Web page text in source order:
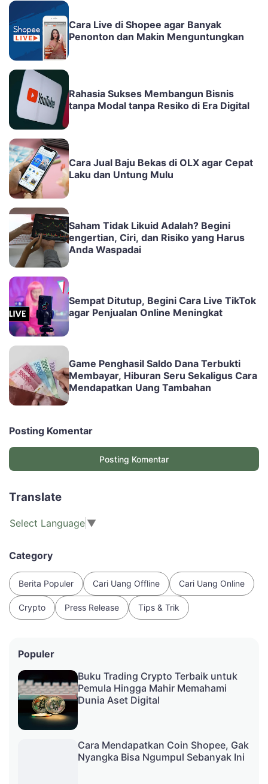
Cara Live di Shopee agar Banyak
Penonton dan Makin Menguntungkan
Rahasia Sukses Membangun Bisnis
tanpa Modal tanpa Resiko di Era Digital
Cara Jual Baju Bekas di OLX agar Cepat
Laku dan Untung Mulu
Saham Tidak Likuid Adalah? Begini
engertian, Ciri, dan Risiko yang Harus
Anda Waspadai
Sempat Ditutup, Begini Cara Live TikTok
agar Penjualan Online Meningkat
Game Penghasil Saldo Dana Terbukti
Membayar, Hiburan Seru Sekaligus Cara
Mendapatkan Uang Tambahan
Posting Komentar
Posting Komentar
Translate
Select Language ▼
Category
Berita Populer Cari Uang Offline Cari Uang Online
Crypto Press Release Tips & Trik
Populer
Buku Trading Crypto Terbaik untuk
Pemula Hingga Mahir Memahami
Dunia Aset Digital
Cara Mendapatkan Coin Shopee, Gak
Nyangka Bisa Ngumpul Sebanyak Ini